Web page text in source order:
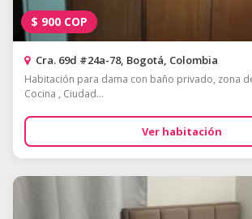
$ 900 COP
Cra. 69d #24a-78, Bogotá, Colombia
Habitación para dama con baño privado, zona
Cocina , Ciudad...
Ver habitación